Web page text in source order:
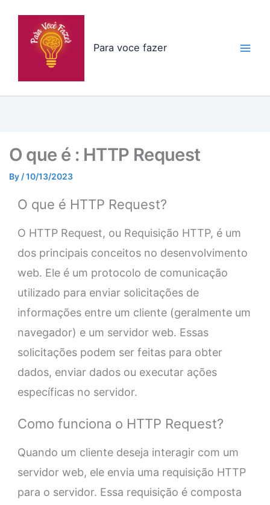
Para voce fazer
O que é : HTTP Request
By /10/13/2023
O que é HTTP Request?
O HTTP Request, ou Requisição HTTP, é um
dos principais conceitos no desenvolvimento
web. Ele é um protocolo de comunicação
utilizado para enviar solicitações de
informações entre um cliente (geralmente um
navegador) e um servidor web. Essas
solicitações podem ser feitas para obter
dados, enviar dados ou executar ações
específicas no servidor.
Como funciona o HTTP Request?
Quando um cliente deseja interagir com um
servidor web, ele envia uma requisição HTTP
para o servidor. Essa requisição é composta